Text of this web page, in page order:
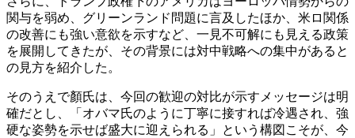
関与を弱め、グリーンランド問題に言及したほか、米ロ関係
の改善にも強い意欲を示すなど、一見不可解にも見える政策
を展開してきたが、その背景には対中戦略への集中があると
の見方を紹介した。
そのうえで顏氏は、今回の歓迎の対比が示すメッセージは明
確だとし、「オバマ氏のように丁寧に接すれば冷遇され、強
硬な姿勢を示せば盛大に迎えられる」という構図こそが、今